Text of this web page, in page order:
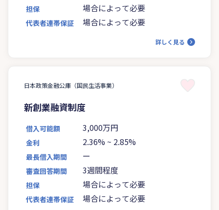
担保 場合によって必要
代表者連帯保証 場合によって必要
詳しく見る
日本政策金融公庫（国民生活事業）
新創業融資制度
借入可能額 3,000万円
金利 2.36% ~ 2.85%
最長借入期間 ー
審査回答期間 3週間程度
担保 場合によって必要
代表者連帯保証 場合によって必要